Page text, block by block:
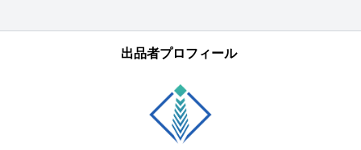
出品者プロフィール